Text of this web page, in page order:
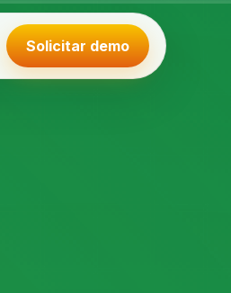
Solicitar demo